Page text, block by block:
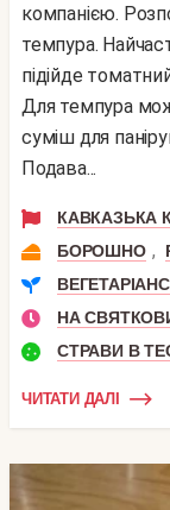
компанією.
темпура.
підійде
Для темпура
суміш для
Подава...
КАВКАЗЬКА
БОРОШНО ,
НА
СТРАВИ В
ЧИТАТИ ДАЛІ